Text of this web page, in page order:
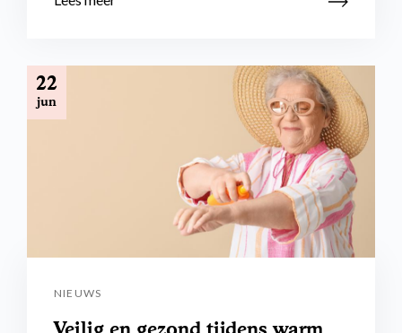
22
jun
NIEUWS